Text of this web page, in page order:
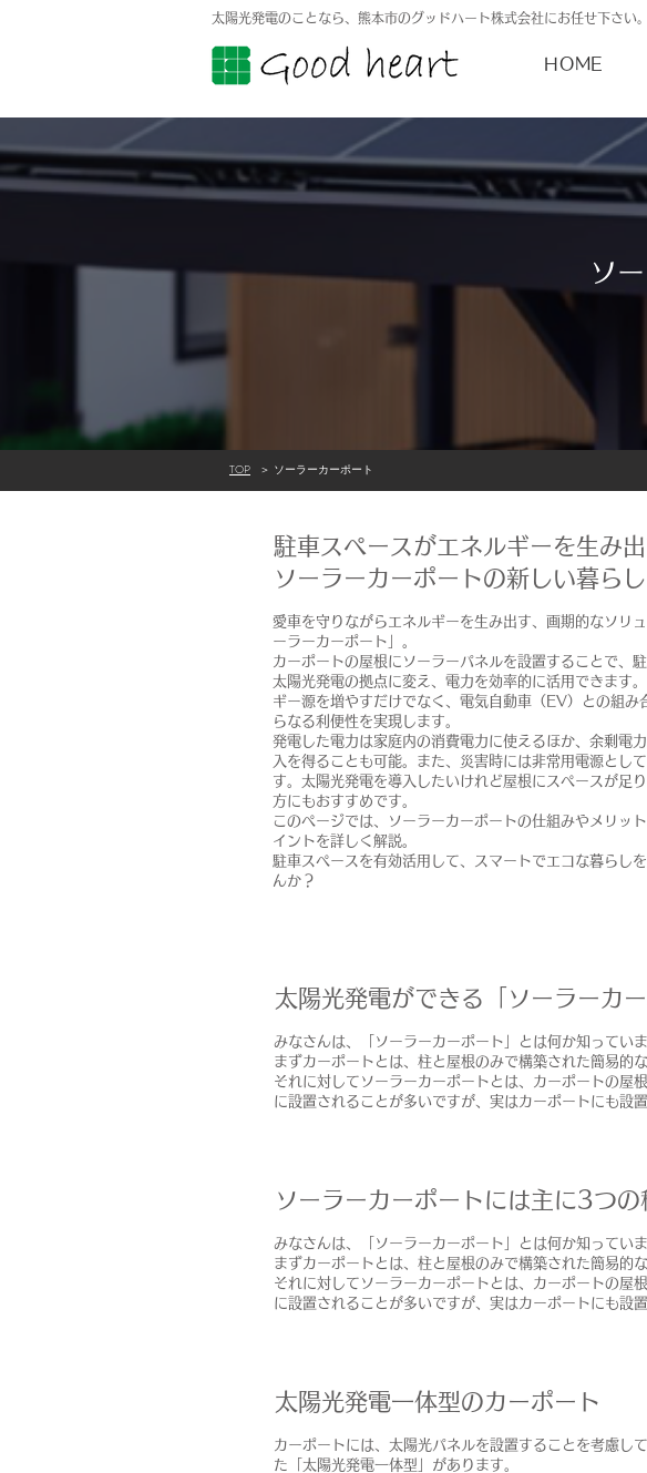
太陽光発電のことなら、熊本市のグッドハート株式会社にお任せ下さい
HOME
TOP ＞ ソーラーカーポート
ソ
駐車スペースがエネルギーを生み出
ソーラーカーポートの新しい暮らし
愛車を守りながらエネルギーを生み出す、画期的なソリ
ーラーカーポート」。
カーポートの屋根にソーラーパネルを設置することで、
太陽光発電の拠点に変え、電力を効率的に活用できます
ギー源を増やすだけでなく、電気自動車（EV）との組み
らなる利便性を実現します。
発電した電力は家庭内の消費電力に使えるほか、余剰電
入を得ることも可能。また、災害時には非常用電源とし
す。太陽光発電を導入したいけれど屋根にスペースが足
方にもおすすめです。
このページでは、ソーラーカーポートの仕組みやメリッ
イントを詳しく解説。
駐車スペースを有効活用して、スマートでエコな暮らし
んか？
太陽光発電ができる「ソーラーカ
みなさんは、「ソーラーカーポート」とは何か知ってい
まずカーポートとは、柱と屋根のみで構築された簡易的
それに対してソーラーカーポートとは、カーポートの屋
に設置されることが多いですが、実はカーポートにも設
ソーラーカーポートには主に3つの
みなさんは、「ソーラーカーポート」とは何か知ってい
まずカーポートとは、柱と屋根のみで構築された簡易的
それに対してソーラーカーポートとは、カーポートの屋
に設置されることが多いですが、実はカーポートにも設
カーポートには、太陽光パネルを設置することを考慮し
た「太陽光発電一体型」があります。
太陽光発電一体型のカーポート